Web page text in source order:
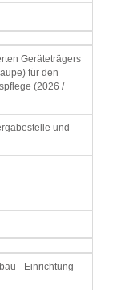
Geräteträgers
für den
(2026 /
und
- Einrichtung